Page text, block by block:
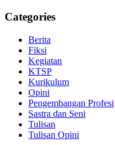
Categories
Berita
Fiksi
Kegiatan
KTSP
Kurikulum
Opini
Pengembangan Profesi
Sastra dan Seni
Tulisan
Tulisan Opini